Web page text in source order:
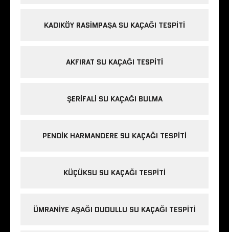
KADIKÖY RASIMPAŞA SU KAÇAĞI TESPITI
AKFIRAT SU KAÇAĞI TESPITI
ŞERIFALI SU KAÇAĞI BULMA
PENDIK HARMANDERE SU KAÇAĞI TESPITI
KÜÇÜKSU SU KAÇAĞI TESPITI
ÜMRANIYE AŞAĞI DUDULLU SU KAÇAĞI TESPITI